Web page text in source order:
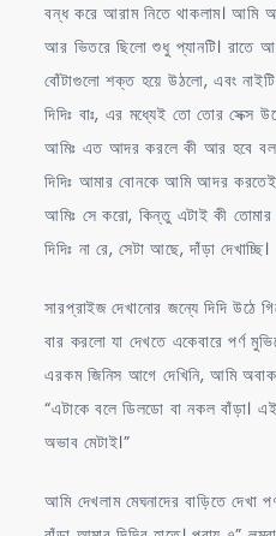
বন্ধ করে আরাম নিতে থাকলাম। আমি
আর ভিতরে ছিলো শুধু প্যানটি। রাতে
বোঁটাগুলো শক্ত হয়ে উঠলো, এবং
দিদিঃ বাঃ, এর মধ্যেই তো তোর সেক্স
আমিঃ এত আদর করলে কী আর
দিদিঃ আমার বোনকে আমি আদর করতেই
আমিঃ সে করো, কিন্তু এটাই কী তোমার
দিদিঃ না রে, সেটা আছে, দাঁড়া দেখাচ্ছি।
সারপ্রাইজ দেখানোর জন্যে দিদি উঠে
বার করলো যা দেখতে একেবারে পর্ণ
এরকম জিনিস আগে দেখিনি, আমি
“এটাকে বলে ডিলডো বা নকল বাঁড়া।
অভাব মেটাই।”
আমি দেখলাম মেঘনাদের বাড়িতে দেখা